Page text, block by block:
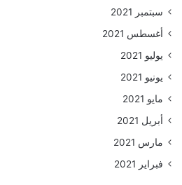
سبتمبر 2021
أغسطس 2021
يوليو 2021
يونيو 2021
مايو 2021
أبريل 2021
مارس 2021
فبراير 2021